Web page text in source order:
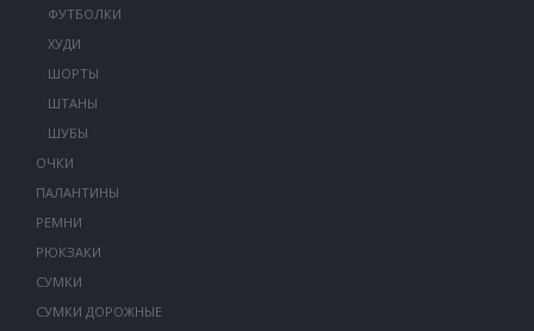
ФУТБОЛКИ
ХУДИ
ШОРТЫ
ШТАНЫ
ШУБЫ
ОЧКИ
ПАЛАНТИНЫ
РЕМНИ
РЮКЗАКИ
СУМКИ
СУМКИ ДОРОЖНЫЕ